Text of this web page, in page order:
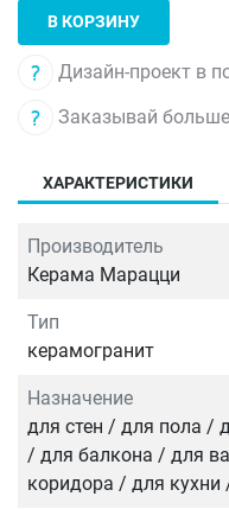
В КОРЗИНУ
Дизайн-проект в
Заказывай
ХАРАКТЕРИСТИКИ
Производитель
Керама Марацци
Тип
керамогранит
Назначение
для стен / для пола /
/ для балкона / для
коридора / для кухни